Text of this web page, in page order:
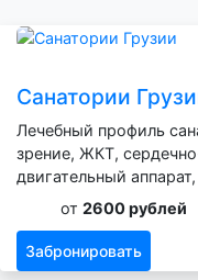
Санатории
Лечебный профиль
зрение, ЖКТ,
двигательный
от 2600 рублей
Забронировать